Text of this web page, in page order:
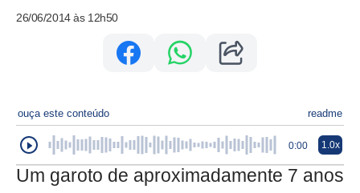
26/06/2014 às 12h50
ouça este conteúdo readme
0:00 1.0x
Um garoto de aproximadamente 7 anos